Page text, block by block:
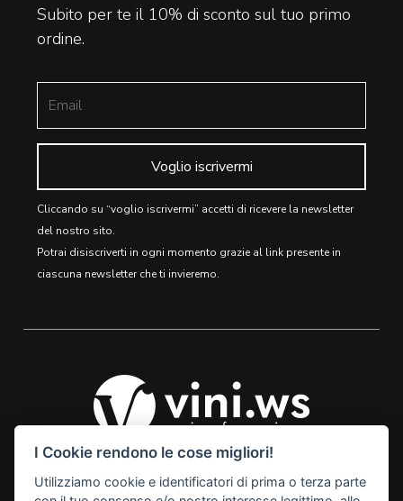
Subito per te il 10% di sconto sul tuo primo
ordine.
Voglio iscrivermi
Cliccando su “voglio iscrivermi” accetti di ricevere la newsletter
del nostro sito.
Potrai disiscriverti in ogni momento grazie al link presente in
ciascuna newsletter che ti invieremo.
© 2026 Vini Webstore
I Cookie rendono le cose migliori!
Utilizziamo cookie e identificatori di prima o terza parte